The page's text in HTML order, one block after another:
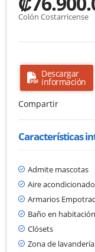
Colón Costarricense
Descargar
información
Compartir
Características
Admite mascotas
Aire acondicionado
Armarios
Baño en
Clósets
Zona de lavandería